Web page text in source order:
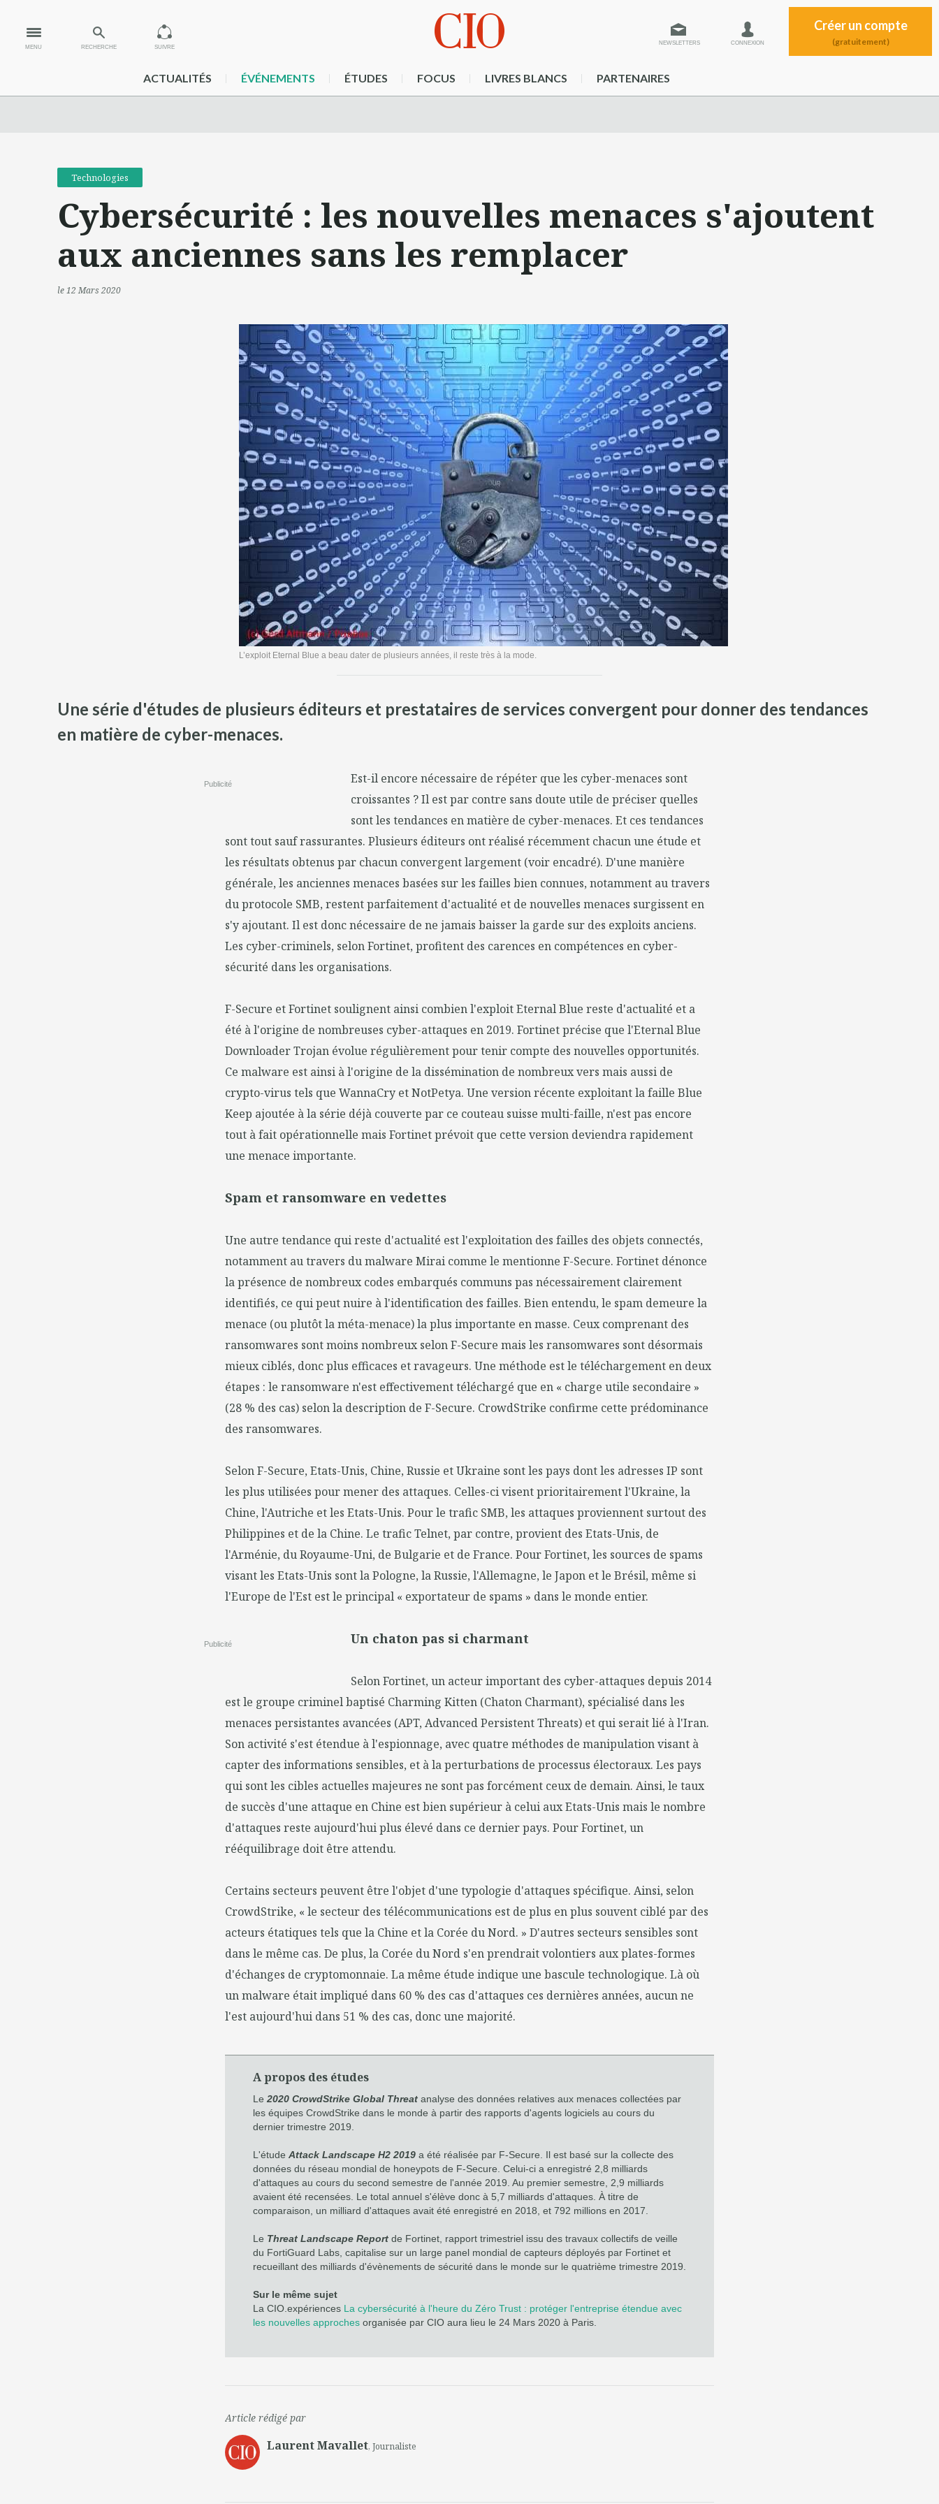
MENU RECHERCHE SUIVRE
NEWSLETTERS CONNEXION
Créer un compte
(gratuitement)
ACTUALITÉS ÉVÉNEMENTS ÉTUDES FOCUS LIVRES BLANCS PARTENAIRES
Technologies
Cybersécurité : les nouvelles menaces s'ajoutent
aux anciennes sans les remplacer
le 12 Mars 2020
L’exploit Eternal Blue a beau dater de plusieurs années, il reste très à la mode.
Une série d'études de plusieurs éditeurs et prestataires de services convergent pour donner des tendances
en matière de cyber-menaces.
Publicité
Est-il encore nécessaire de répéter que les cyber-menaces sont
croissantes ? Il est par contre sans doute utile de préciser quelles
sont les tendances en matière de cyber-menaces. Et ces tendances
sont tout sauf rassurantes. Plusieurs éditeurs ont réalisé récemment chacun une étude et
les résultats obtenus par chacun convergent largement (voir encadré). D'une manière
générale, les anciennes menaces basées sur les failles bien connues, notamment au travers
du protocole SMB, restent parfaitement d'actualité et de nouvelles menaces surgissent en
s'y ajoutant. Il est donc nécessaire de ne jamais baisser la garde sur des exploits anciens.
Les cyber-criminels, selon Fortinet, profitent des carences en compétences en cyber-
sécurité dans les organisations.
F-Secure et Fortinet soulignent ainsi combien l'exploit Eternal Blue reste d'actualité et a
été à l'origine de nombreuses cyber-attaques en 2019. Fortinet précise que l'Eternal Blue
Downloader Trojan évolue régulièrement pour tenir compte des nouvelles opportunités.
Ce malware est ainsi à l'origine de la dissémination de nombreux vers mais aussi de
crypto-virus tels que WannaCry et NotPetya. Une version récente exploitant la faille Blue
Keep ajoutée à la série déjà couverte par ce couteau suisse multi-faille, n'est pas encore
tout à fait opérationnelle mais Fortinet prévoit que cette version deviendra rapidement
une menace importante.
Spam et ransomware en vedettes
Une autre tendance qui reste d'actualité est l'exploitation des failles des objets connectés,
notamment au travers du malware Mirai comme le mentionne F-Secure. Fortinet dénonce
la présence de nombreux codes embarqués communs pas nécessairement clairement
identifiés, ce qui peut nuire à l'identification des failles. Bien entendu, le spam demeure la
menace (ou plutôt la méta-menace) la plus importante en masse. Ceux comprenant des
ransomwares sont moins nombreux selon F-Secure mais les ransomwares sont désormais
mieux ciblés, donc plus efficaces et ravageurs. Une méthode est le téléchargement en deux
étapes : le ransomware n'est effectivement téléchargé que en « charge utile secondaire »
(28 % des cas) selon la description de F-Secure. CrowdStrike confirme cette prédominance
des ransomwares.
Selon F-Secure, Etats-Unis, Chine, Russie et Ukraine sont les pays dont les adresses IP sont
les plus utilisées pour mener des attaques. Celles-ci visent prioritairement l'Ukraine, la
Chine, l'Autriche et les Etats-Unis. Pour le trafic SMB, les attaques proviennent surtout des
Philippines et de la Chine. Le trafic Telnet, par contre, provient des Etats-Unis, de
l'Arménie, du Royaume-Uni, de Bulgarie et de France. Pour Fortinet, les sources de spams
visant les Etats-Unis sont la Pologne, la Russie, l'Allemagne, le Japon et le Brésil, même si
l'Europe de l'Est est le principal « exportateur de spams » dans le monde entier.
Publicité Un chaton pas si charmant
Selon Fortinet, un acteur important des cyber-attaques depuis 2014
est le groupe criminel baptisé Charming Kitten (Chaton Charmant), spécialisé dans les
menaces persistantes avancées (APT, Advanced Persistent Threats) et qui serait lié à l'Iran.
Son activité s'est étendue à l'espionnage, avec quatre méthodes de manipulation visant à
capter des informations sensibles, et à la perturbations de processus électoraux. Les pays
qui sont les cibles actuelles majeures ne sont pas forcément ceux de demain. Ainsi, le taux
de succès d'une attaque en Chine est bien supérieur à celui aux Etats-Unis mais le nombre
d'attaques reste aujourd'hui plus élevé dans ce dernier pays. Pour Fortinet, un
rééquilibrage doit être attendu.
Certains secteurs peuvent être l'objet d'une typologie d'attaques spécifique. Ainsi, selon
CrowdStrike, « le secteur des télécommunications est de plus en plus souvent ciblé par des
acteurs étatiques tels que la Chine et la Corée du Nord. » D'autres secteurs sensibles sont
dans le même cas. De plus, la Corée du Nord s'en prendrait volontiers aux plates-formes
d'échanges de cryptomonnaie. La même étude indique une bascule technologique. Là où
un malware était impliqué dans 60 % des cas d'attaques ces dernières années, aucun ne
l'est aujourd'hui dans 51 % des cas, donc une majorité.
A propos des études
Le 2020 CrowdStrike Global Threat analyse des données relatives aux menaces collectées par
les équipes CrowdStrike dans le monde à partir des rapports d'agents logiciels au cours du
dernier trimestre 2019.
L'étude Attack Landscape H2 2019 a été réalisée par F-Secure. Il est basé sur la collecte des
données du réseau mondial de honeypots de F-Secure. Celui-ci a enregistré 2,8 milliards
d'attaques au cours du second semestre de l'année 2019. Au premier semestre, 2,9 milliards
avaient été recensées. Le total annuel s'élève donc à 5,7 milliards d'attaques. À titre de
comparaison, un milliard d'attaques avait été enregistré en 2018, et 792 millions en 2017.
Le Threat Landscape Report de Fortinet, rapport trimestriel issu des travaux collectifs de veille
du FortiGuard Labs, capitalise sur un large panel mondial de capteurs déployés par Fortinet et
recueillant des milliards d'évènements de sécurité dans le monde sur le quatrième trimestre 2019.
Sur le même sujet
La CIO.expériences La cybersécurité à l'heure du Zéro Trust : protéger l'entreprise étendue avec
les nouvelles approches organisée par CIO aura lieu le 24 Mars 2020 à Paris.
Article rédigé par
Laurent Mavallet, Journaliste